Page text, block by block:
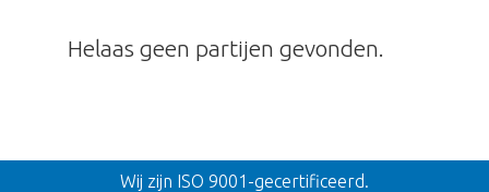
Helaas geen partijen gevonden.
Terug
Wij zijn ISO 9001-gecertificeerd.